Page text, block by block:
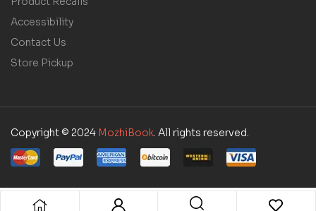
Accessibility
Contact Us
Store Pickup
Copyright © 2024 MozhiBook. All rights reserved.